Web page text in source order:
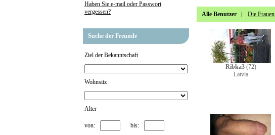
Haben Sie e-mail oder Passwort
vergessen?
Suche der Freunde
Ziel der Bekanntschaft
Wohnsitz
Alter
von: bis:
Alle Benutzer Die Frauen
Ribka3(72)
Latvia